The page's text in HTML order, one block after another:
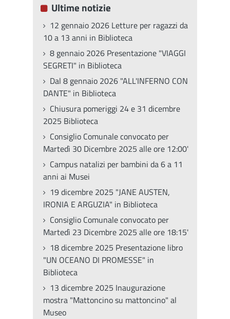
Ultime notizie
12 gennaio 2026 Letture per ragazzi da
10 a 13 anni in Biblioteca
8 gennaio 2026 Presentazione "VIAGGI
SEGRETI" in Biblioteca
Dal 8 gennaio 2026 "ALL'INFERNO CON
DANTE" in Biblioteca
Chiusura pomeriggi 24 e 31 dicembre
2025 Biblioteca
Consiglio Comunale convocato per
Martedì 30 Dicembre 2025 alle ore 12:00'
Campus natalizi per bambini da 6 a 11
anni ai Musei
19 dicembre 2025 "JANE AUSTEN,
IRONIA E ARGUZIA" in Biblioteca
Consiglio Comunale convocato per
Martedì 23 Dicembre 2025 alle ore 18:15'
18 dicembre 2025 Presentazione libro
"UN OCEANO DI PROMESSE" in
Biblioteca
13 dicembre 2025 Inaugurazione
mostra "Mattoncino su mattoncino" al
Museo